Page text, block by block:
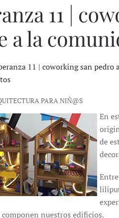
11 |
a la
11 | coworking san pedro
PARA NIÑ@S
En
de
nuestros edificios.